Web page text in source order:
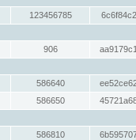
123456785
906
586640
586650
586810